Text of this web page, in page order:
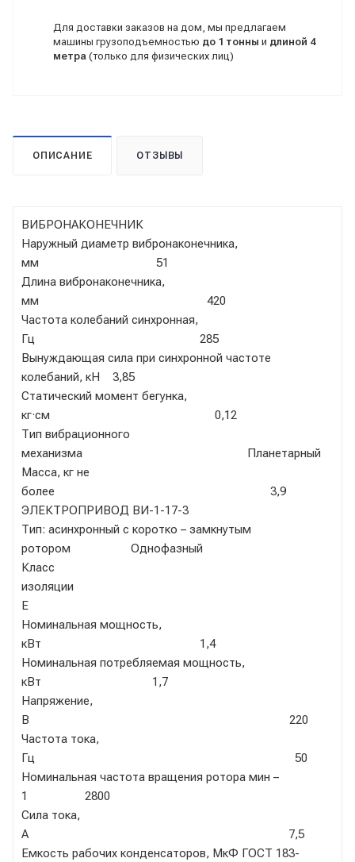
Для доставки заказов на дом, мы предлагаем
машины грузоподъемностью до 1 тонны и длиной 4
метра (только для физических лиц)
ОПИСАНИЕ ОТЗЫВЫ
ВИБРОНАКОНЕЧНИК
Наружный диаметр вибронаконечника,
мм 51
Длина вибронаконечника,
мм 420
Частота колебаний синхронная,
Гц 285
Вынуждающая сила при синхронной частоте
колебаний, кН 3,85
Статический момент бегунка,
кг·см 0,12
Тип вибрационного
механизма Планетарный
Масса, кг не
более 3,9
ЭЛЕКТРОПРИВОД ВИ-1-17-3
Тип: асинхронный с коротко – замкнутым
ротором Однофазный
Класс
изоляции
Е
Номинальная мощность,
кВт 1,4
Номинальная потребляемая мощность,
кВт 1,7
Напряжение,
В 220
Частота тока,
Гц 50
Номинальная частота вращения ротора мин –
1 2800
Сила тока,
А 7,5
Емкость рабочих конденсаторов, МкФ ГОСТ 183-